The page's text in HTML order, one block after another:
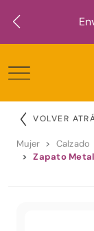
VOLVER
Mujer Calzado
Zapato